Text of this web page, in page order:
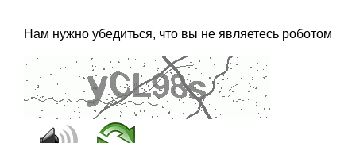
Нам нужно убедиться, что вы не являетесь роботом